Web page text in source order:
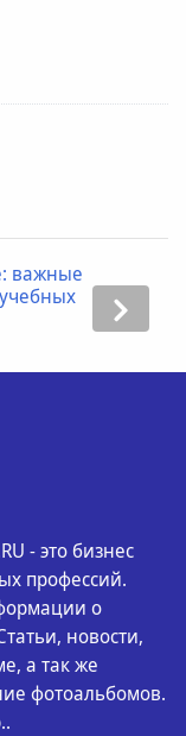
важные
- это бизнес
профессий.
о
новости,
а так же
фотоальбомов.